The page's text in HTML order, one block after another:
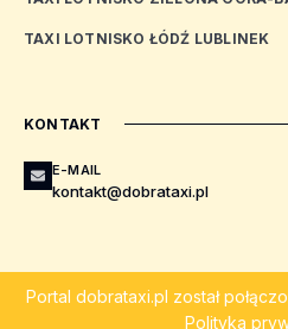
TAXI LOTNISKO ŁÓDŹ LUBLINEK
KONTAKT
E-MAIL
kontakt@dobrataxi.pl
Portal dobrataxi.pl został
Polityka